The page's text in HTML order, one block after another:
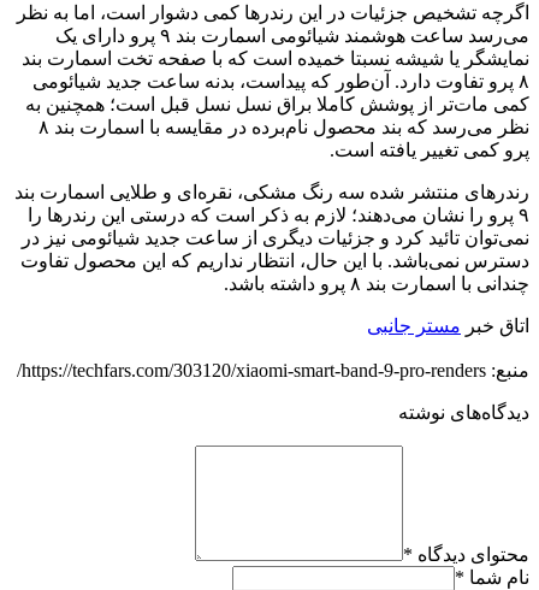
اگرچه تشخیص جزئیات در این رندرها کمی دشوار است، اما به نظر
می‌رسد ساعت هوشمند شیائومی اسمارت بند ۹ پرو دارای یک
نمایشگر یا شیشه نسبتا خمیده است که با صفحه تخت اسمارت بند
۸ پرو تفاوت دارد. آن‌طور که پیداست، بدنه ساعت جدید شیائومی
کمی مات‌تر از پوشش کاملا براق نسل نسل قبل است؛ همچنین به
نظر می‌رسد که بند محصول نام‌برده در مقایسه با اسمارت بند ۸
پرو کمی تغییر یافته است.
رندرهای منتشر شده سه رنگ مشکی، نقره‌ای و طلایی اسمارت بند
۹ پرو را نشان می‌دهند؛ لازم به ذکر است که درستی این رندرها را
نمی‌توان تائید کرد و جزئیات دیگری از ساعت جدید شیائومی نیز در
دسترس نمی‌باشد. با این حال، انتظار نداریم که این محصول تفاوت
چندانی با اسمارت بند ۸ پرو داشته باشد.
اتاق خبر مستر جانبی
منبع: https://techfars.com/303120/xiaomi-smart-band-9-pro-renders/
دیدگاه‌های نوشته
محتوای دیدگاه *
نام شما *